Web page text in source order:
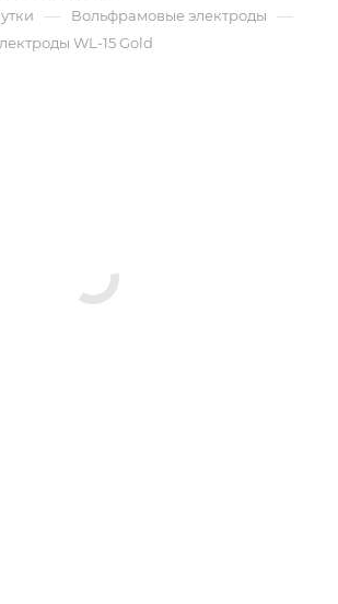
— Вольфрамовые электроды —
WL-15 Gold